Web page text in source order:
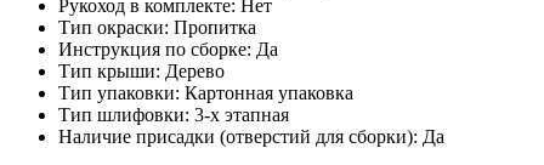
Рукоход в комплекте: Нет
Тип окраски: Пропитка
Инструкция по сборке: Да
Тип крыши: Дерево
Тип упаковки: Картонная упаковка
Тип шлифовки: 3-х этапная
Наличие присадки (отверстий для сборки): Да